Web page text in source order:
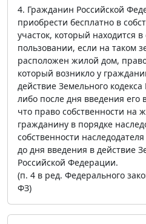
4. Гражданин Российской
приобрести бесплатно в
участок, который находится
пользовании, если на таком
расположен жилой дом,
который возникло у
действие Земельного
либо после дня введения его
что право собственности на
гражданину в порядке
собственности
до дня введения в действие
Российской Федерации.
(п. 4 в ред. Федерального
ФЗ)